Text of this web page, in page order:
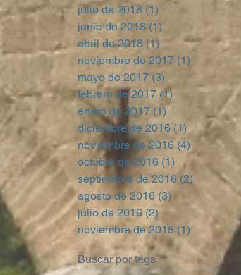
julio de 2018 (1) 1 entrada
junio de 2018 (1)
abril de 2018 (1) 1 entrada
noviembre de 2017 (1)
mayo de 2017 (3)
febrero de 2017 (1) 1 entrada
enero de 2017 (1) 1 entrada
diciembre de 2016 (1)1 entrada
noviembre de 2016 (4) 4 entradas
octubre de 2016 (1) 1 entrada
septiembre de 2016 (2) 2 entradas
agosto de 2016 (3) 3 entradas
julio de 2016 (2) 2 entradas
noviembre de 2015 (1) 1 entrada
Buscar por tags